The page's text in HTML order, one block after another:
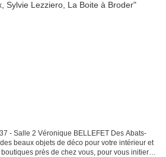
- Salle 2 Véronique BELLEFET Des Abats-
beaux objets de déco pour votre intérieur et
près de chez vous, pour vous initier...